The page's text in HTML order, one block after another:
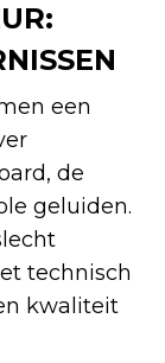
een
de
geluiden.
technisch
kwaliteit